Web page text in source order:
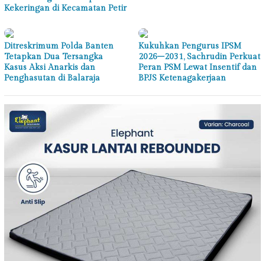
Kekeringan di Kecamatan Petir
Ditreskrimum Polda Banten
Tetapkan Dua Tersangka
Kasus Aksi Anarkis dan
Penghasutan di Balaraja
Kukuhkan Pengurus IPSM
2026–2031, Sachrudin Perkuat
Peran PSM Lewat Insentif dan
BPJS Ketenagakerjaan